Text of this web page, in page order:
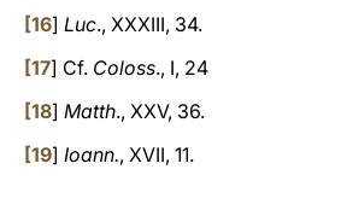
[16] Luc., XXXIII, 34.
[17] Cf. Coloss., I, 24
[18] Matth., XXV, 36.
[19] Ioann., XVII, 11.